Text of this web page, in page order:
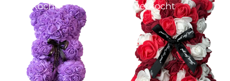
Uitverkocht Uitverkocht